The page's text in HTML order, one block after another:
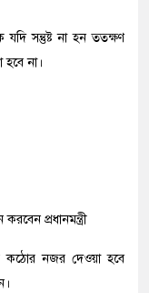
যদি সন্তুষ্ট না হন ততক্ষণ
না।
প্রধানমন্ত্রী
কঠোর নজর দেওয়া হবে